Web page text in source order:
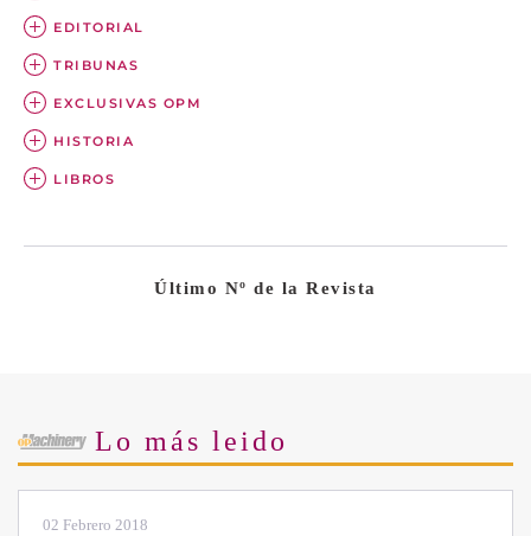
EDITORIAL
TRIBUNAS
EXCLUSIVAS OPM
HISTORIA
LIBROS
Último Nº de la Revista
Lo más leido
28 Enero 2019